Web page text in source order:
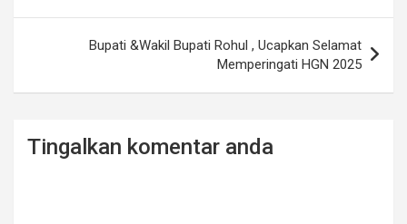
Bupati &Wakil Bupati Rohul , Ucapkan Selamat
Memperingati HGN 2025
Tingalkan komentar anda